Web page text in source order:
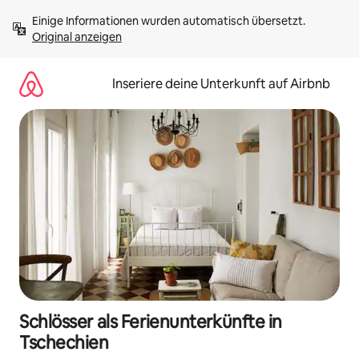
Inhalten
springenOriginal anzeigen
Inseriere deine Unterkunft auf Airbnb
Schlösser als Ferienunterkünfte in
Tschechien